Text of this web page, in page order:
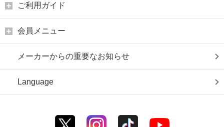
ご利用ガイド
会員メニュー
メーカーからの重要なお知らせ
Language